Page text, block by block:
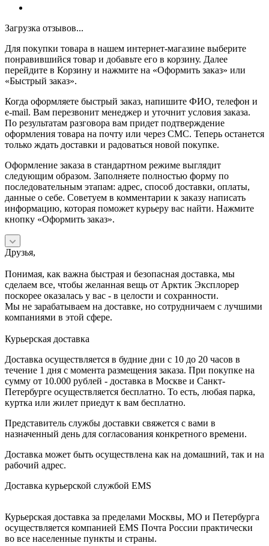
Загрузка отзывов...
Для покупки товара в нашем интернет-магазине выберите
понравившийся товар и добавьте его в корзину. Далее
перейдите в Корзину и нажмите на «Оформить заказ» или
«Быстрый заказ».
Когда оформляете быстрый заказ, напишите ФИО, телефон и
e-mail. Вам перезвонит менеджер и уточнит условия заказа.
По результатам разговора вам придет подтверждение
оформления товара на почту или через СМС. Теперь останется
только ждать доставки и радоваться новой покупке.
Оформление заказа в стандартном режиме выглядит
следующим образом. Заполняете полностью форму по
последовательным этапам: адрес, способ доставки, оплаты,
данные о себе. Советуем в комментарии к заказу написать
информацию, которая поможет курьеру вас найти. Нажмите
кнопку «Оформить заказ».
Друзья,
Понимая, как важна быстрая и безопасная доставка, мы
сделаем все, чтобы желанная вещь от Арктик Эксплорер
поскорее оказалась у вас - в целости и сохранности.
Мы не зарабатываем на доставке, но сотрудничаем с лучшими
компаниями в этой сфере.
Курьерская доставка
Доставка осуществляется в будние дни с 10 до 20 часов в
течение 1 дня с момента размещения заказа. При покупке на
сумму от 10.000 рублей - доставка в Москве и Санкт-
Петербурге осуществляется бесплатно. То есть, любая парка,
куртка или жилет приедут к вам бесплатно.
Представитель службы доставки свяжется с вами в
назначенный день для согласования конкретного времени.
Доставка может быть осуществлена как на домашний, так и на
рабочий адрес.
Доставка курьерской службой EMS
Курьерская доставка за пределами Москвы, МО и Петербурга
осуществляется компанией ЕМS Почта России практически
во все населенные пункты и страны.